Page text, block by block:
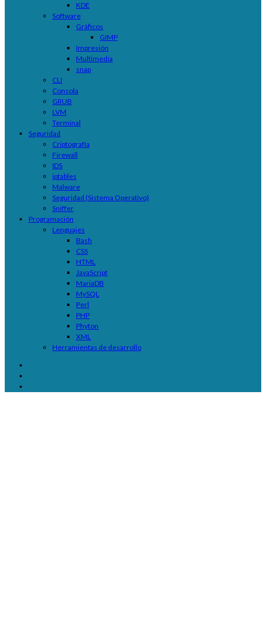
KDE
Software
Gráficos
GIMP
Impresión
Multimedia
snap
CLI
Consola
GRUB
LVM
Terminal
Seguridad
Criptografía
Firewall
IDS
iptables
Malware
Seguridad (Sistema Operativo)
Sniffer
Programación
Lenguajes
Bash
CSS
HTML
JavaScript
MariaDB
MySQL
Perl
PHP
Phyton
XML
Herramientas de desarrollo